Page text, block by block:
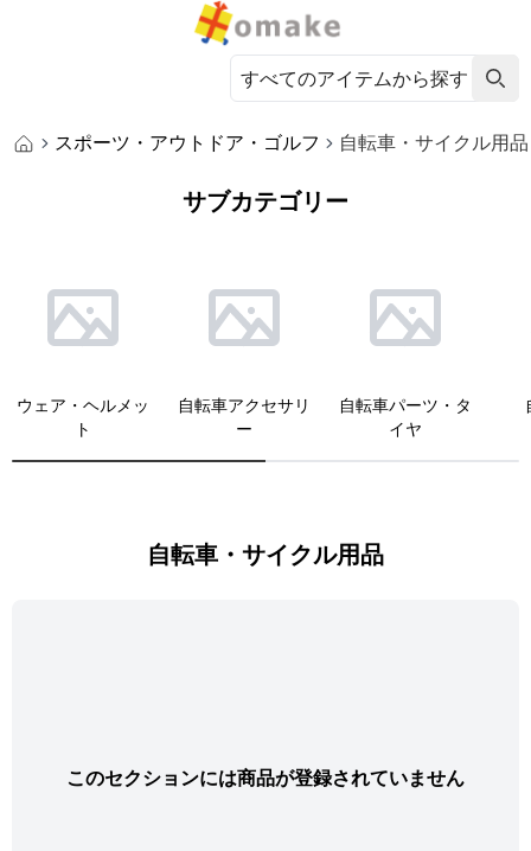
スポーツ・アウトドア・ゴルフ 自転車・サイクル用品
サブカテゴリー
ウェア・ヘルメッ
ト
自転車アクセサリ
ー
自転車パーツ・タ
イヤ
自転車・サイクル用品
このセクションには商品が登録されていません